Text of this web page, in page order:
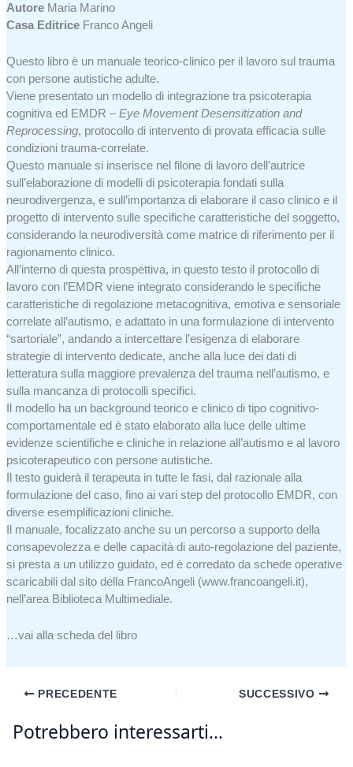
Autore Maria Marino
Casa Editrice Franco Angeli
Questo libro è un manuale teorico-clinico per il lavoro sul trauma
con persone autistiche adulte.
Viene presentato un modello di integrazione tra psicoterapia
cognitiva ed EMDR –Eye Movement Desensitization and
Reprocessing, protocollo di intervento di provata efficacia sulle
condizioni trauma-correlate.
Questo manuale si inserisce nel filone di lavoro dell’autrice
sull’elaborazione di modelli di psicoterapia fondati sulla
neurodivergenza, e sull’importanza di elaborare il caso clinico e il
progetto di intervento sulle specifiche caratteristiche del soggetto,
considerando la neurodiversità come matrice di riferimento per il
ragionamento clinico.
All’interno di questa prospettiva, in questo testo il protocollo di
lavoro con l’EMDR viene integrato considerando le specifiche
caratteristiche di regolazione metacognitiva, emotiva e sensoriale
correlate all’autismo, e adattato in una formulazione di intervento
“sartoriale”, andando a intercettare l’esigenza di elaborare
strategie di intervento dedicate, anche alla luce dei dati di
letteratura sulla maggiore prevalenza del trauma nell’autismo, e
sulla mancanza di protocolli specifici.
Il modello ha un background teorico e clinico di tipo cognitivo-
comportamentale ed è stato elaborato alla luce delle ultime
evidenze scientifiche e cliniche in relazione all’autismo e al lavoro
psicoterapeutico con persone autistiche.
Il testo guiderà il terapeuta in tutte le fasi, dal razionale alla
formulazione del caso, fino ai vari step del protocollo EMDR, con
diverse esemplificazioni cliniche.
Il manuale, focalizzato anche su un percorso a supporto della
consapevolezza e delle capacità di auto-regolazione del paziente,
si presta a un utilizzo guidato, ed è corredato da schede operative
scaricabili dal sito della FrancoAngeli (www.francoangeli.it),
nell’area Biblioteca Multimediale.
…vai alla scheda del libro
PRECEDENTE SUCCESSIVO
Potrebbero interessarti...